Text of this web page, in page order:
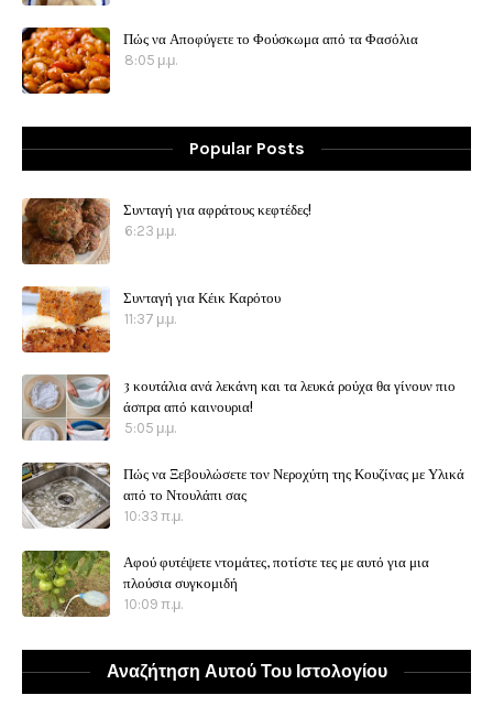
Πώς να Αποφύγετε το Φούσκωμα από τα Φασόλια
8:05 μ.μ.
Popular Posts
Συνταγή για αφράτους κεφτέδες!
6:23 μ.μ.
Συνταγή για Κέικ Καρότου
11:37 μ.μ.
3 κουτάλια ανά λεκάνη και τα λευκά ρούχα θα γίνουν πιο
άσπρα από καινουρια!
5:05 μ.μ.
Πώς να Ξεβουλώσετε τον Νεροχύτη της Κουζίνας με Υλικά
από το Ντουλάπι σας
10:33 π.μ.
Αφού φυτέψετε ντομάτες, ποτίστε τες με αυτό για μια
πλούσια συγκομιδή
10:09 π.μ.
Αναζήτηση Αυτού Του Ιστολογίου